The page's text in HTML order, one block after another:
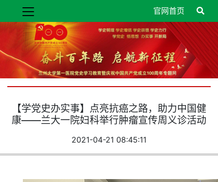
官网首页
【学党史办实事】点亮抗癌之路，助力中国健
康——兰大一院妇科举行肿瘤宣传周义诊活动
2021-04-21 08:45:11